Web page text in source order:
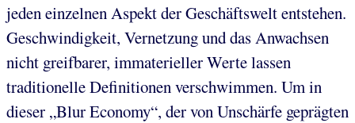
jeden einzelnen Aspekt der Geschäftswelt entstehen.
Geschwindigkeit, Vernetzung und das Anwachsen
nicht greifbarer, immaterieller Werte lassen
traditionelle Definitionen verschwimmen. Um in
dieser „Blur Economy“, der von Unschärfe geprägten